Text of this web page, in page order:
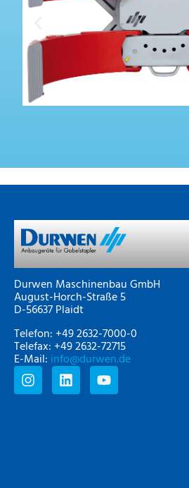
Durwen Maschinenbau GmbH
August-Horch-Straße 5
D-56637 Plaidt
Telefon: +49 2632-7000-0
Telefax: +49 2632-72715
E-Mail: info@durwen.de